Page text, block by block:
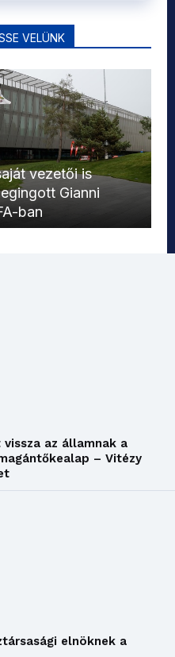
VELÜNK
vezetői is
Gianni
ban
az államnak a
– Vitézy
elnöknek a